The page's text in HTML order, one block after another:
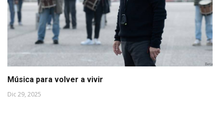
Música para volver a vivir
Dic 29, 2025